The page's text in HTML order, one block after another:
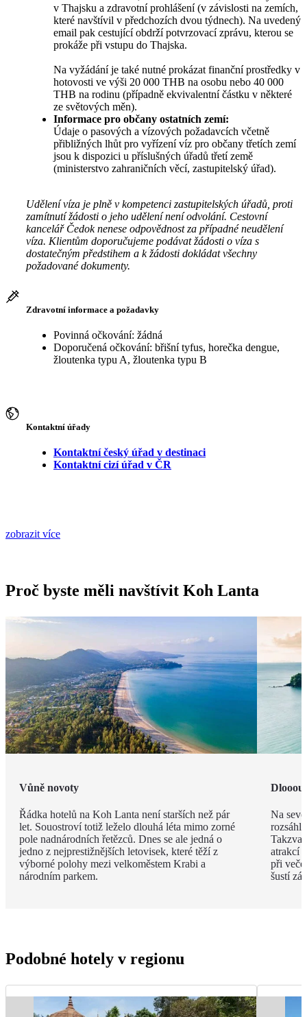
v Thajsku a zdravotní prohlášení (v závislosti na zemích,
které navštívil v předchozích dvou týdnech). Na uvedený
email pak cestující obdrží potvrzovací zprávu, kterou se
prokáže při vstupu do Thajska.
Na vyžádání je také nutné prokázat finanční prostředky v
hotovosti ve výši 20 000 THB na osobu nebo 40 000
THB na rodinu (případně ekvivalentní částku v některé
ze světových měn).
Informace pro občany ostatních zemí:
Údaje o pasových a vízových požadavcích včetně
přibližných lhůt pro vyřízení víz pro občany třetích zemí
jsou k dispozici u příslušných úřadů třetí země
(ministerstvo zahraničních věcí, zastupitelský úřad).
Udělení víza je plně v kompetenci zastupitelských úřadů, proti
zamítnutí žádosti o jeho udělení není odvolání. Cestovní
kancelář Čedok nenese odpovědnost za případné neudělení
víza. Klientům doporučujeme podávat žádosti o víza s
dostatečným předstihem a k žádosti dokládat všechny
požadované dokumenty.
Zdravotní informace a požadavky
Povinná očkování: žádná
Doporučená očkování: břišní tyfus, horečka dengue,
žloutenka typu A, žloutenka typu B
Kontaktní úřady
Kontaktní český úřad v destinaci
Kontaktní cizí úřad v ČR
zobrazit více
Proč byste měli navštívit Koh Lanta
Vůně novoty
Řádka hotelů na Koh Lanta není starších než pár
let. Souostroví totiž leželo dlouhá léta mimo zorné
pole nadnárodních řetězců. Dnes se ale jedná o
jedno z nejprestižnějších letovisek, které těží z
výborné polohy mezi velkoměstem Krabi a
národním parkem.
Na
atrakcí
při
šustí
Podobné hotely v regionu